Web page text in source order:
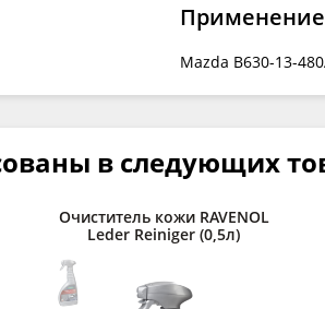
Применение
Mazda B630-13-
в следующих
Очиститель кожи RAVENOL
Leder Reiniger (0,5л)